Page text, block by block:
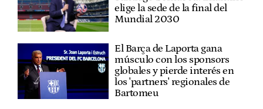
elige la sede de la final del
Mundial 2030
El Barça de Laporta gana
músculo con los sponsors
globales y pierde interés en
los 'partners' regionales de
Bartomeu